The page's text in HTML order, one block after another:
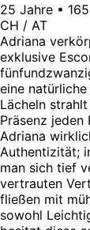
25 Jahre •
CH / AT
Adriana
exklusive
eine
Lächeln
Präsenz jeden
Adriana
Authentizität;
man sich tief
vertrauten
fließen mit
sowohl